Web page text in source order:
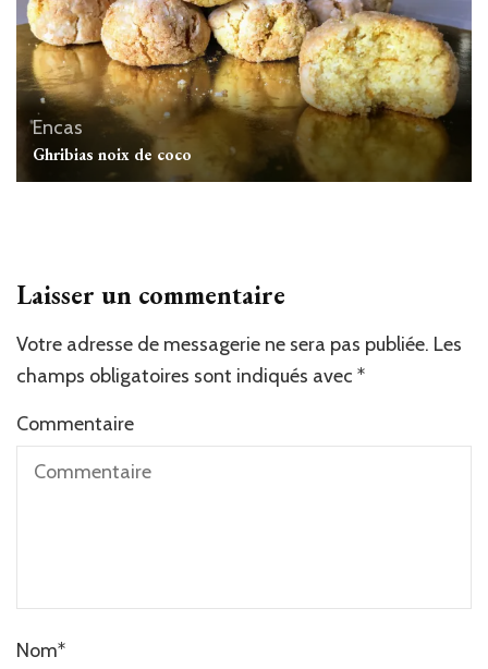
Encas
Ghribias noix de coco
Laisser un commentaire
Votre adresse de messagerie ne sera pas publiée. Les
champs obligatoires sont indiqués avec *
Commentaire
Nom*